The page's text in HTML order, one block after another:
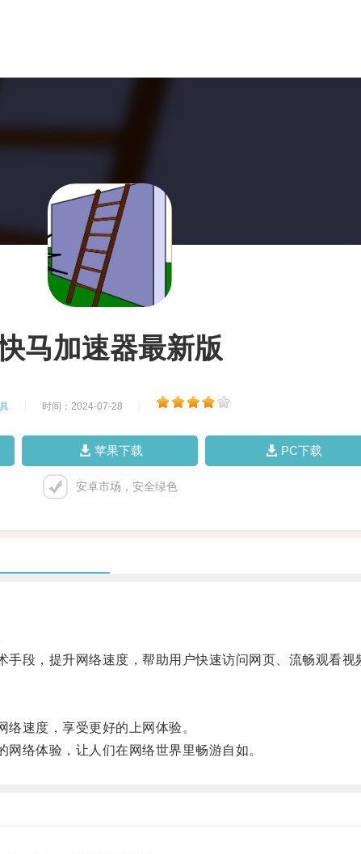
马加速器最新版
时间：2024-07-28
苹果下载 PC下载
安卓市场，安全绿色
，提升网络速度，帮助用户快速访问网页、流畅观看视
速度，享受更好的上网体验。
络体验，让人们在网络世界里畅游自如。